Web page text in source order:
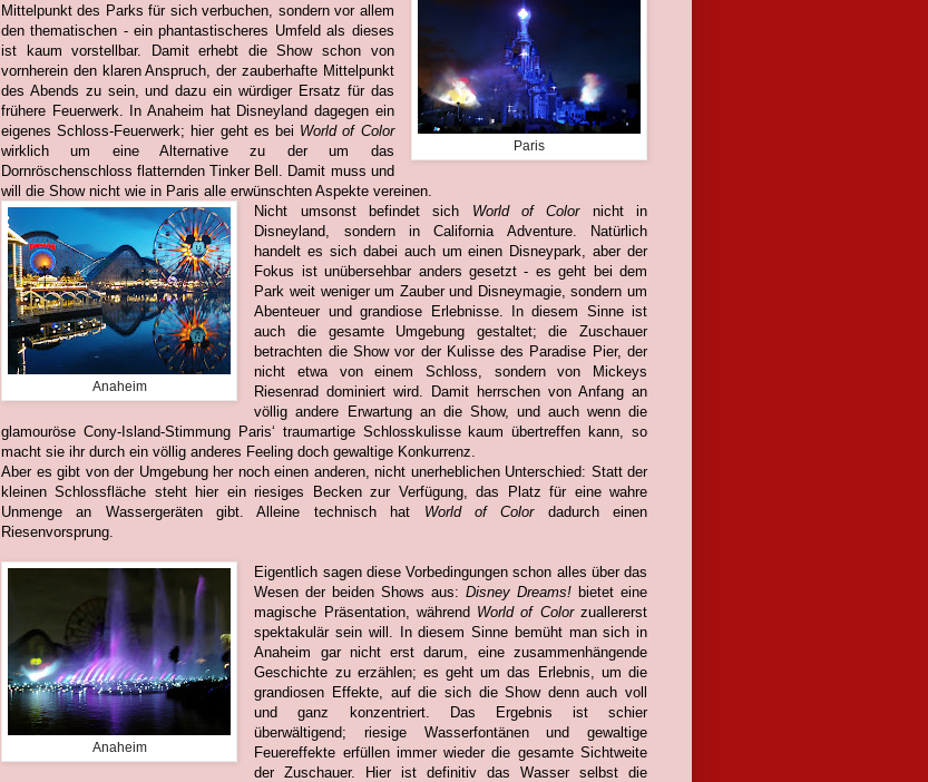
Paris
Mittelpunkt des Parks für sich verbuchen, sondern vor allem
den thematischen - ein phantastischeres Umfeld als dieses
ist kaum vorstellbar. Damit erhebt die Show schon von
vornherein den klaren Anspruch, der zauberhafte Mittelpunkt
des Abends zu sein, und dazu ein würdiger Ersatz für das
frühere Feuerwerk. In Anaheim hat Disneyland dagegen ein
eigenes Schloss-Feuerwerk; hier geht es bei World of Color
wirklich um eine Alternative zu der um das
Dornröschenschloss flatternden Tinker Bell. Damit muss und
will die Show nicht wie in Paris alle erwünschten Aspekte vereinen.
Anaheim
Nicht umsonst befindet sich World of Colornicht in
Disneyland, sondern in California Adventure. Natürlich
handelt es sich dabei auch um einen Disneypark, aber der
Fokus ist unübersehbar anders gesetzt - es geht bei dem
Park weit weniger um Zauber und Disneymagie, sondern um
Abenteuer und grandiose Erlebnisse. In diesem Sinne ist
auch die gesamte Umgebung gestaltet; die Zuschauer
betrachten die Show vor der Kulisse des Paradise Pier, der
nicht etwa von einem Schloss, sondern von Mickeys
Riesenrad dominiert wird. Damit herrschen von Anfang an
völlig andere Erwartung an die Show, und auch wenn die
glamouröse Cony-Island-Stimmung Paris‘ traumartige Schlosskulisse kaum übertreffen kann, so
macht sie ihr durch ein völlig anderes Feeling doch gewaltige Konkurrenz.
Aber es gibt von der Umgebung her noch einen anderen, nicht unerheblichen Unterschied: Statt der
kleinen Schlossfläche steht hier ein riesiges Becken zur Verfügung, das Platz für eine wahre
Unmenge an Wassergeräten gibt. Alleine technisch hat World of Colordadurch einen
Riesenvorsprung.
Anaheim
Eigentlich sagen diese Vorbedingungen schon alles über das
Wesen der beiden Shows aus:Disney Dreams! bietet eine
magische Präsentation, während World of Colorzuallererst
spektakulär sein will. In diesem Sinne bemüht man sich in
Anaheim gar nicht erst darum, eine zusammenhängende
Geschichte zu erzählen; es geht um das Erlebnis, um die
grandiosen Effekte, auf die sich die Show denn auch voll
und ganz konzentriert. Das Ergebnis ist schier
überwältigend; riesige Wasserfontänen und gewaltige
Feuereffekte erfüllen immer wieder die gesamte Sichtweite
der Zuschauer. Hier ist definitiv das Wasser selbst die